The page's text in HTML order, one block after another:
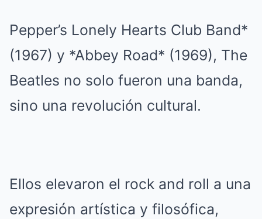
Pepper’s Lonely Hearts Club Band*
(1967) y *Abbey Road* (1969), The
Beatles no solo fueron una banda,
sino una revolución cultural.
Ellos elevaron el rock and roll a una
expresión artística y filosófica,